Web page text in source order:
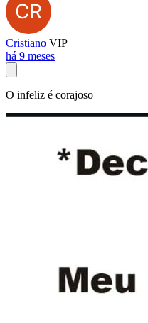
Cristiano VIP
há 9 meses
O infeliz é corajoso